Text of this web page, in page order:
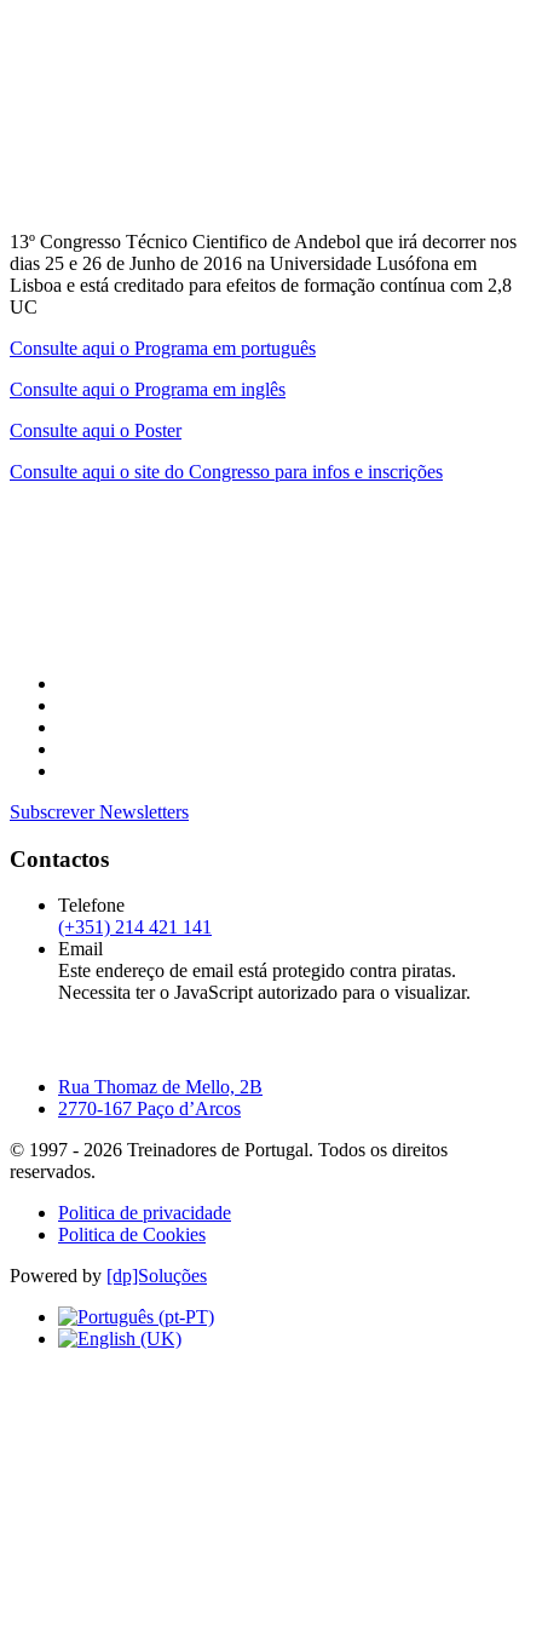
13º Congresso Técnico Cientifico de Andebol que irá decorrer nos
dias 25 e 26 de Junho de 2016 na Universidade Lusófona em
Lisboa e está creditado para efeitos de formação contínua com 2,8
UC
Consulte aqui o Programa em português
Consulte aqui o Programa em inglês
Consulte aqui o Poster
Consulte aqui o site do Congresso para infos e inscrições
Subscrever Newsletters
Contactos
Telefone
(+351) 214 421 141
Email
Este endereço de email está protegido contra piratas.
Necessita ter o JavaScript autorizado para o visualizar.
Rua Thomaz de Mello, 2B
2770-167 Paço d’Arcos
© 1997 - 2026 Treinadores de Portugal. Todos os direitos
reservados.
Politica de privacidade
Politica de Cookies
Powered by [dp]Soluções